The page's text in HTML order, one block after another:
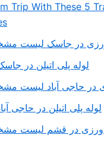
Trip With These 5
در جاسک لیست
لوله پلی اتیلن در
در حاجی آباد لیست
لوله پلی اتیلن در حاجی
در قشم لیست